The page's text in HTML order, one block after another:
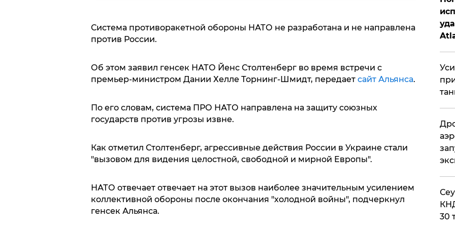
Система противоракетной обороны НАТО не разработана и не направлена
против России.
Об этом заявил генсек НАТО Йенс Столтенберг во время встречи с
премьер-министром Дании Хелле Торнинг-Шмидт, передает сайт Альянса.
По его словам, система ПРО НАТО направлена на защиту союзных
государств против угрозы извне.
Как отметил Столтенберг, агрессивные действия России в Украине стали
"вызовом для видения целостной, свободной и мирной Европы".
НАТО отвечает отвечает на этот вызов наиболее значительным усилением
коллективной обороны после окончания "холодной войны", подчеркнул
генсек Альянса.
30